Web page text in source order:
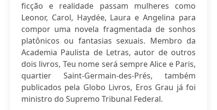
ficção e realidade passam mulheres como
Leonor, Carol, Haydée, Laura e Angelina para
compor uma novela fragmentada de sonhos
platônicos ou fantasias sexuais. Membro da
Academia Paulista de Letras, autor de outros
dois livros, Teu nome será sempre Alice e Paris,
quartier Saint-Germain-des-Prés, também
publicados pela Globo Livros, Eros Grau já foi
ministro do Supremo Tribunal Federal.